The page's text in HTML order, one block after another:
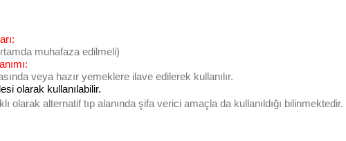
muhafaza edilmeli)
veya hazır yemeklere ilave edilerek kullanılır.
olarak kullanılabilir.
olarak alternatif tıp alanında şifa verici amaçla da kullanıldığı bilinmektedir.